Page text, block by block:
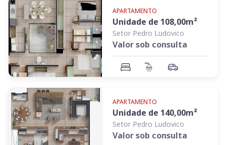
APARTAMENTO
Unidade de 108,00m²
Setor Pedro Ludovico
Valor sob consulta
APARTAMENTO
Unidade de 140,00m²
Setor Pedro Ludovico
Valor sob consulta